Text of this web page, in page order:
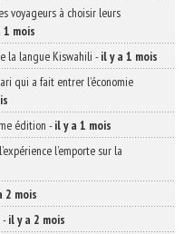
voyageurs à choisir leurs
1 mois
la langue Kiswahili -il y a 1 mois
qui a fait entrer l’économie
édition -il y a 1 mois
l’emporte sur la
2 mois
-il y a 2 mois